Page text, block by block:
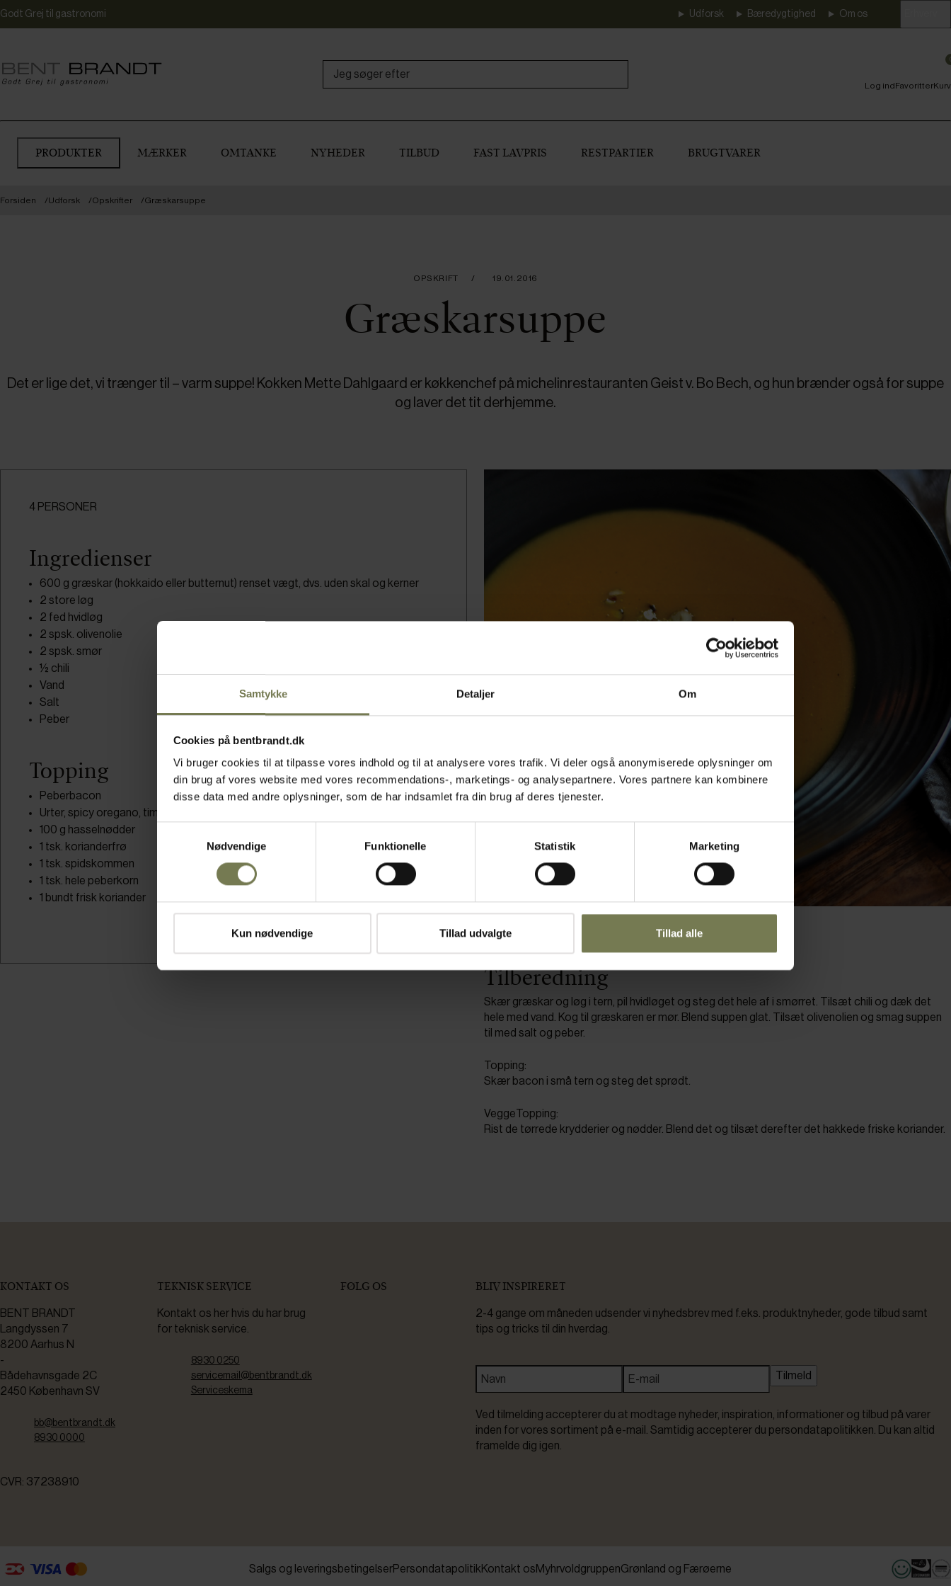
Samtykke Detaljer Om
Cookies på bentbrandt.dk
Vi bruger cookies til at tilpasse vores indhold og til at analysere vores trafik. Vi deler også anonymiserede oplysninger om
din brug af vores website med vores recommendations-, marketings- og analysepartnere. Vores partnere kan kombinere
disse data med andre oplysninger, som de har indsamlet fra din brug af deres tjenester.
Nødvendige
Funktionelle Statistik Marketing
Kun nødvendige Tillad udvalgte Tillad alle
Godt Grej til gastronomi Udforsk Bæredygtighed Om os
Log indFavoritterKurv
PRODUKTER MÆRKER OMTANKE NYHEDER TILBUD FAST LAVPRIS RESTPARTIER BRUGTVARER
Forsiden Udforsk Opskrifter Græskarsuppe
OPSKRIFT 19.01.2016
Græskarsuppe
Det er lige det, vi trænger til – varm suppe! Kokken Mette Dahlgaard er køkkenchef på michelinrestauranten Geist v. Bo Bech, og hun brænder også for suppe
og laver det tit derhjemme.
4 PERSONER
Ingredienser
600 g græskar (hokkaido eller butternut) renset vægt, dvs. uden skal og kerner
2 store løg
2 fed hvidløg
2 spsk. olivenolie
2 spsk. smør
½ chili
Vand
Salt
Peber
Topping
Peberbacon
Urter, spicy oregano, timian m.m.
100 g hasselnødder
1 tsk. korianderfrø
1 tsk. spidskommen
1 tsk. hele peberkorn
1 bundt frisk koriander
Tilberedning
Skær græskar og løg i tern, pil hvidløget og steg det hele af i smørret. Tilsæt chili og dæk det
hele med vand. Kog til græskaren er mør. Blend suppen glat. Tilsæt olivenolien og smag suppen
til med salt og peber.
Topping:
Skær bacon i små tern og steg det sprødt.
VeggeTopping:
Rist de tørrede krydderier og nødder. Blend det og tilsæt derefter det hakkede friske koriander.
KONTAKT OS
BENT BRANDT
Langdyssen 7
8200 Aarhus N
-
Bådehavnsgade 2C
2450 København SV
bb@bentbrandt.dk
8930 0000
CVR: 37238910
TEKNISK SERVICE
Kontakt os her hvis du har brug
for teknisk service.
8930 0250
servicemail@bentbrandt.dk
Serviceskema
FØLG OS BLIV INSPIRERET
2-4 gange om måneden udsender vi nyhedsbrev med f.eks. produktnyheder, gode tilbud samt
tips og tricks til din hverdag.
Tilmeld
Ved tilmelding accepterer du at modtage nyheder, inspiration, informationer og tilbud på varer
inden for vores sortiment på e-mail. Samtidig accepterer du persondatapolitikken. Du kan altid
framelde dig igen.
Salgs og leveringsbetingelserPersondatapolitikKontakt osMyhrvoldgruppenGrønland og Færøerne